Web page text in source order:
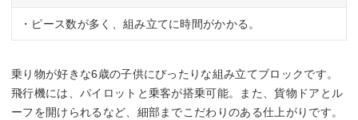
・ピース数が多く、組み立てに時間がかかる。
乗り物が好きな6歳の子供にぴったりな組み立てブロックです。
飛行機には、パイロットと乗客が搭乗可能。また、貨物ドアとル
ーフを開けられるなど、細部までこだわりのある仕上がりです。